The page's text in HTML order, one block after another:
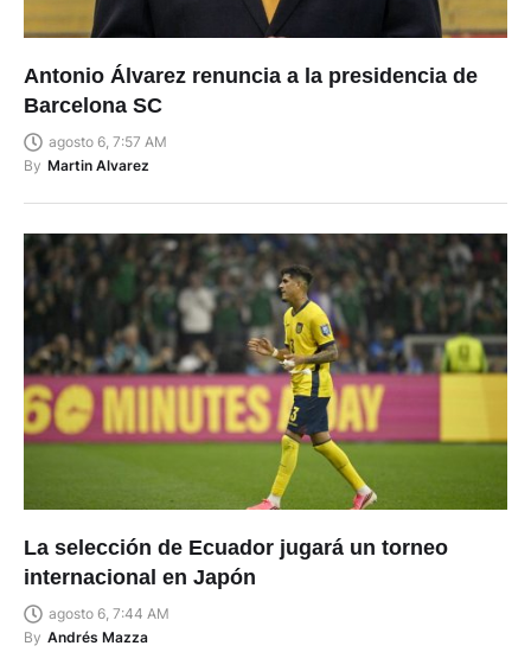
Antonio Álvarez renuncia a la presidencia de
Barcelona SC
agosto 6, 7:57 AM
By Martin Alvarez
La selección de Ecuador jugará un torneo
internacional en Japón
agosto 6, 7:44 AM
By Andrés Mazza